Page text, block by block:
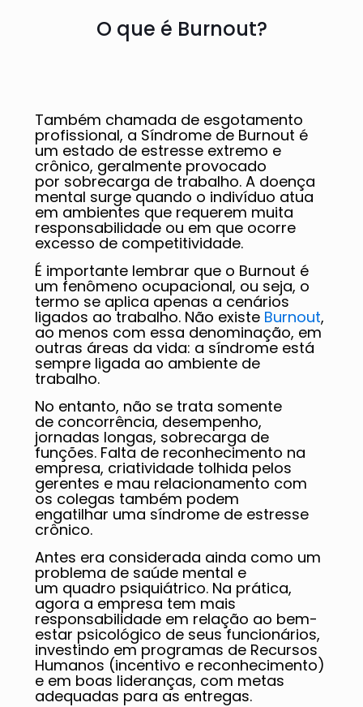
O que é Burnout?
Também chamada de esgotamento
profissional, a Síndrome de Burnout é
um estado de estresse extremo e
crônico, geralmente provocado
por sobrecarga de trabalho. A doença
mental surge quando o indivíduo atua
em ambientes que requerem muita
responsabilidade ou em que ocorre
excesso de competitividade.
É importante lembrar que o Burnout é
um fenômeno ocupacional, ou seja, o
termo se aplica apenas a cenários
ligados ao trabalho. Não existe Burnout,
ao menos com essa denominação, em
outras áreas da vida: a síndrome está
sempre ligada ao ambiente de
trabalho.
No entanto, não se trata somente
de concorrência, desempenho,
jornadas longas, sobrecarga de
funções. Falta de reconhecimento na
empresa, criatividade tolhida pelos
gerentes e mau relacionamento com
os colegas também podem
engatilhar uma síndrome de estresse
crônico.
Antes era considerada ainda como um
problema de saúde mental e
um quadro psiquiátrico. Na prática,
agora a empresa tem mais
responsabilidade em relação ao bem-
estar psicológico de seus funcionários,
investindo em programas de Recursos
Humanos (incentivo e reconhecimento)
e em boas lideranças, com metas
adequadas para as entregas.